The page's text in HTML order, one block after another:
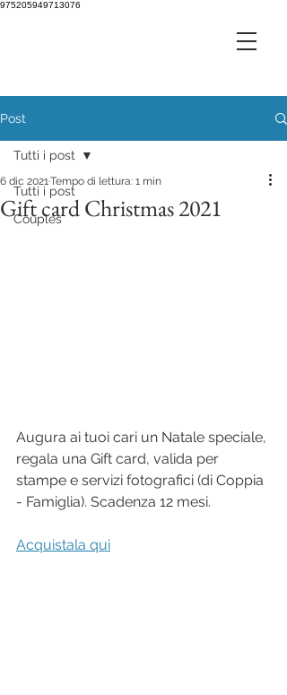
975205949713076
Post
Tutti i post
Couples
Tutti i post
Gift card Christmas 2021
6 dic 2021Tempo di lettura: 1 min
Augura ai tuoi cari un Natale speciale,
regala una Gift card, valida per
stampe e servizi fotografici (di Coppia
- Famiglia). Scadenza 12 mesi.
Acquistala qui